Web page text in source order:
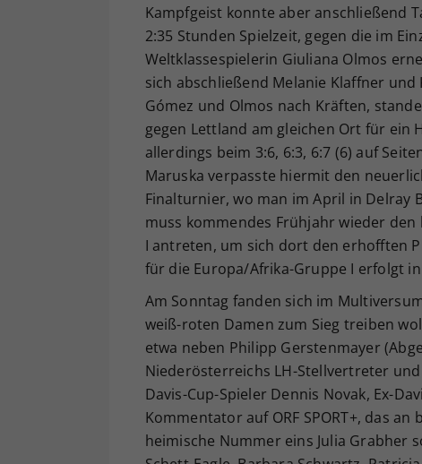
Kampfgeist konnte aber anschließend
2:35 Stunden Spielzeit, gegen die im
Weltklassespielerin Giuliana Olmos
sich abschließend Melanie Klaffner
Gómez und Olmos nach Kräften,
gegen Lettland am gleichen Ort für ein
allerdings beim 3:6, 6:3, 6:7 (6) auf
Maruska verpasste hiermit den
Finalturnier, wo man im April in Delray
muss kommendes Frühjahr wieder
I antreten, um sich dort den erhofften
für die Europa/Afrika-Gruppe I erfolgt
Am Sonntag fanden sich im
weiß-roten Damen zum Sieg treiben
etwa neben Philipp Gerstenmayer
Niederösterreichs LH-Stellvertreter
Davis-Cup-Spieler Dennis Novak, Ex-
Kommentator auf ORF SPORT+, das
heimische Nummer eins Julia Grabher